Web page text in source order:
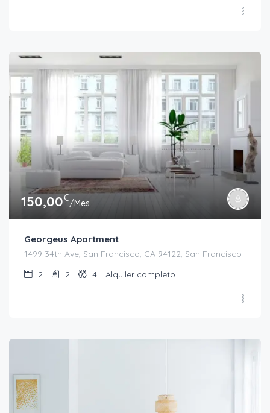
150,00€/Mes
Georgeus Apartment
1499 34th Ave, San Francisco, CA 94122, San Francisco
2
2 4 Alquiler completo